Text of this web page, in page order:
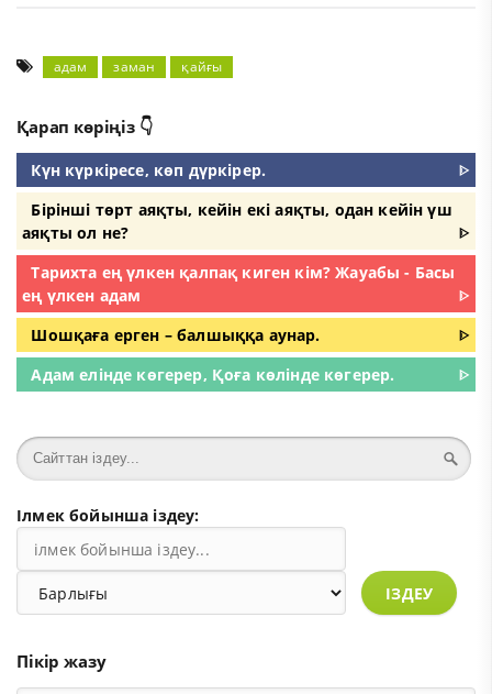
адам заман қайғы
Қарап көріңіз 👇
Күн күркіресе, көп дүркірер.
ᐈ
Бірінші төрт аяқты, кейін екі аяқты, одан кейін үш
аяқты ол не?
ᐈ
Тарихта ең үлкен қалпақ киген кім? Жауабы - Басы
ең үлкен адам
ᐈ
Шошқаға ерген – балшыққа аунар.
ᐈ
Адам елінде көгерер, Қоға көлінде көгерер.
ᐈ
Ілмек бойынша іздеу:
ІЗДЕУ
Пікір жазу